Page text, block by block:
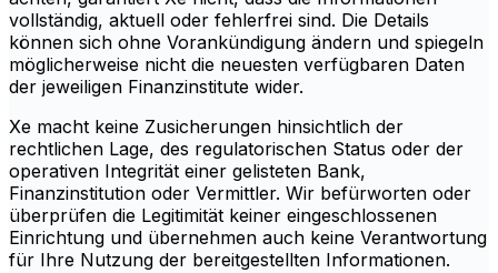
vollständig, aktuell oder fehlerfrei sind. Die Details
können sich ohne Vorankündigung ändern und spiegeln
möglicherweise nicht die neuesten verfügbaren Daten
der jeweiligen Finanzinstitute wider.
Xe macht keine Zusicherungen hinsichtlich der
rechtlichen Lage, des regulatorischen Status oder der
operativen Integrität einer gelisteten Bank,
Finanzinstitution oder Vermittler. Wir befürworten oder
überprüfen die Legitimität keiner eingeschlossenen
Einrichtung und übernehmen auch keine Verantwortung
für Ihre Nutzung der bereitgestellten Informationen.